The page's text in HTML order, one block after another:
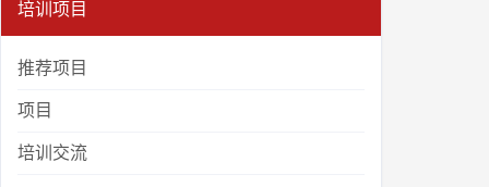
培训项目
推荐项目
项目
培训交流